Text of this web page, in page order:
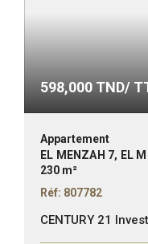
598,000 TND/
Appartement
EL MENZAH 7, EL
230 m²
Réf: 807782
CENTURY 21 Invest